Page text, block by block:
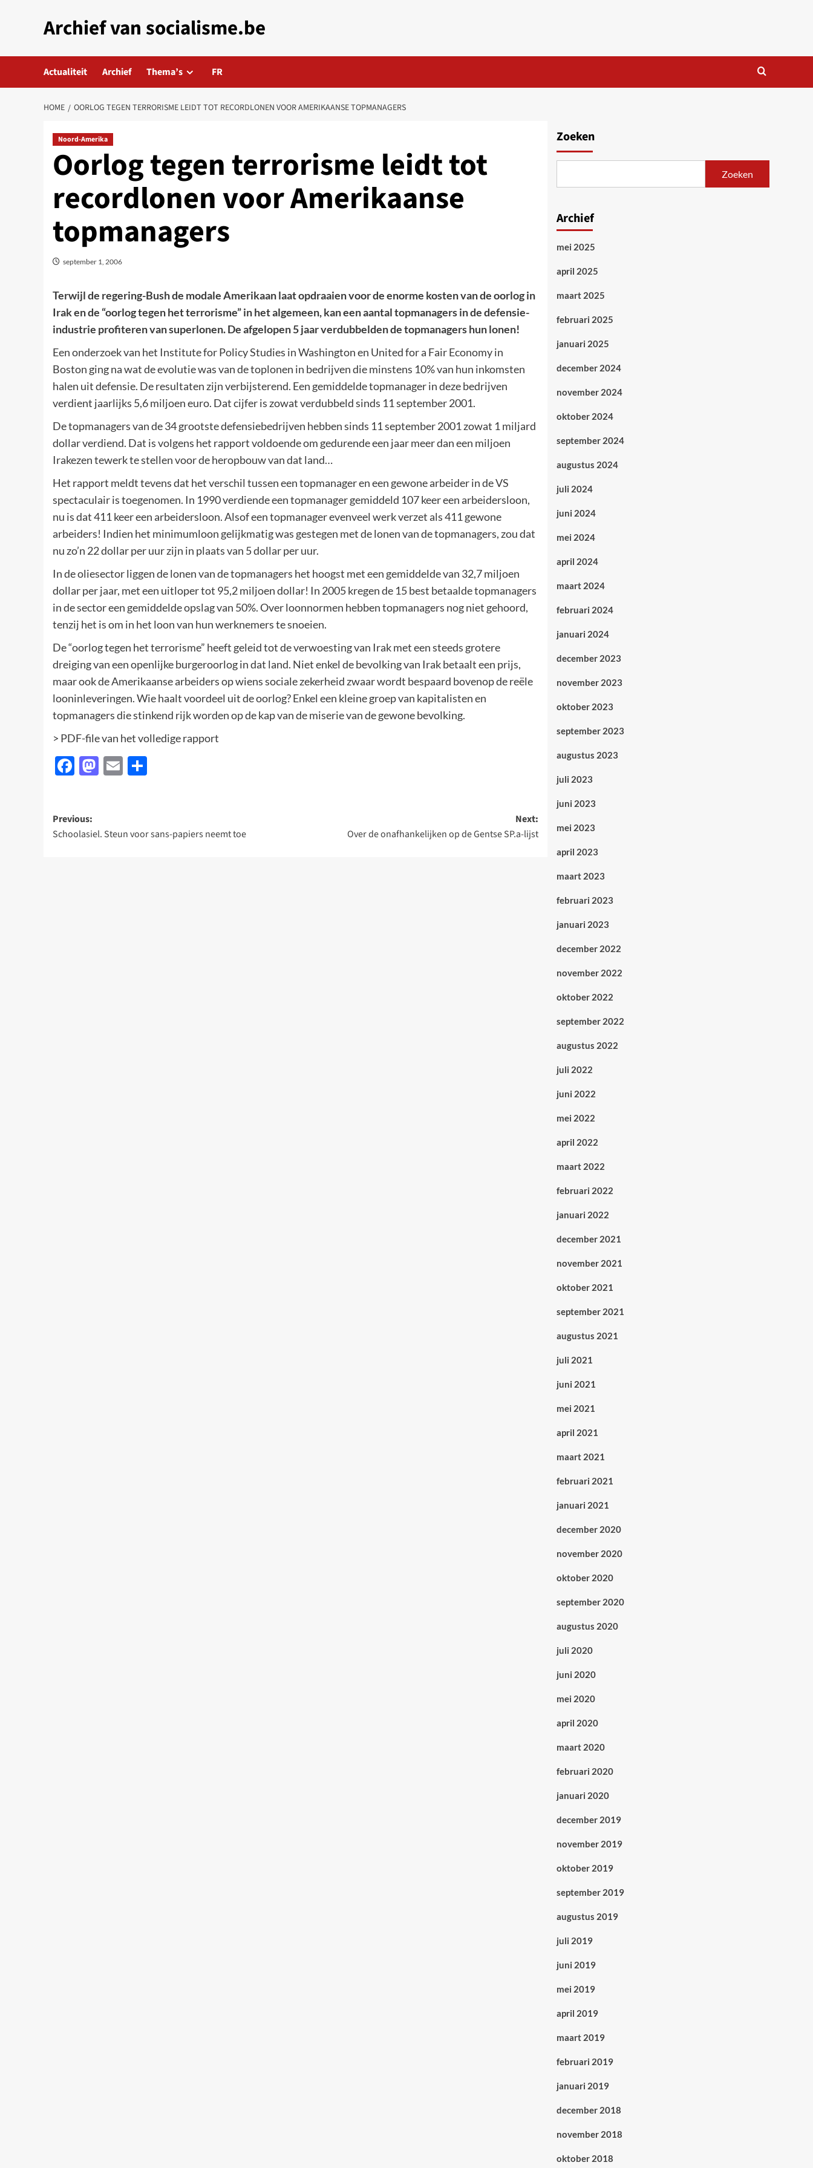
Archief van socialisme.be
Actualiteit Archief Thema’s FR
HOME OORLOG TEGEN TERRORISME LEIDT TOT RECORDLONEN VOOR AMERIKAANSE TOPMANAGERS
Noord-Amerika
Oorlog tegen terrorisme leidt tot
recordlonen voor Amerikaanse
topmanagers
september 1, 2006
Terwijl de regering-Bush de modale Amerikaan laat opdraaien voor de enorme kosten van de oorlog in
Irak en de “oorlog tegen het terrorisme” in het algemeen, kan een aantal topmanagers in de defensie-
industrie profiteren van superlonen. De afgelopen 5 jaar verdubbelden de topmanagers hun lonen!
Een onderzoek van het Institute for Policy Studies in Washington en United for a Fair Economy in
Boston ging na wat de evolutie was van de toplonen in bedrijven die minstens 10% van hun inkomsten
halen uit defensie. De resultaten zijn verbijsterend. Een gemiddelde topmanager in deze bedrijven
verdient jaarlijks 5,6 miljoen euro. Dat cijfer is zowat verdubbeld sinds 11 september 2001.
De topmanagers van de 34 grootste defensiebedrijven hebben sinds 11 september 2001 zowat 1 miljard
dollar verdiend. Dat is volgens het rapport voldoende om gedurende een jaar meer dan een miljoen
Irakezen tewerk te stellen voor de heropbouw van dat land…
Het rapport meldt tevens dat het verschil tussen een topmanager en een gewone arbeider in de VS
spectaculair is toegenomen. In 1990 verdiende een topmanager gemiddeld 107 keer een arbeidersloon,
nu is dat 411 keer een arbeidersloon. Alsof een topmanager evenveel werk verzet als 411 gewone
arbeiders! Indien het minimumloon gelijkmatig was gestegen met de lonen van de topmanagers, zou dat
nu zo’n 22 dollar per uur zijn in plaats van 5 dollar per uur.
In de oliesector liggen de lonen van de topmanagers het hoogst met een gemiddelde van 32,7 miljoen
dollar per jaar, met een uitloper tot 95,2 miljoen dollar! In 2005 kregen de 15 best betaalde topmanagers
in de sector een gemiddelde opslag van 50%. Over loonnormen hebben topmanagers nog niet gehoord,
tenzij het is om in het loon van hun werknemers te snoeien.
De “oorlog tegen het terrorisme” heeft geleid tot de verwoesting van Irak met een steeds grotere
dreiging van een openlijke burgeroorlog in dat land. Niet enkel de bevolking van Irak betaalt een prijs,
maar ook de Amerikaanse arbeiders op wiens sociale zekerheid zwaar wordt bespaard bovenop de reële
looninleveringen. Wie haalt voordeel uit de oorlog? Enkel een kleine groep van kapitalisten en
topmanagers die stinkend rijk worden op de kap van de miserie van de gewone bevolking.
> PDF-file van het volledige rapport
Facebook
Mastodon
Email
Post
navigation
Previous:
Schoolasiel. Steun voor sans-papiers neemt toe
Next:
Over de onafhankelijken op de Gentse SP.a-lijst
Zoeken
Zoeken
Archief
mei 2025
april 2025
maart 2025
februari 2025
januari 2025
december 2024
november 2024
oktober 2024
september 2024
augustus 2024
juli 2024
juni 2024
mei 2024
april 2024
maart 2024
februari 2024
januari 2024
december 2023
november 2023
oktober 2023
september 2023
augustus 2023
juli 2023
juni 2023
mei 2023
april 2023
maart 2023
februari 2023
januari 2023
december 2022
november 2022
oktober 2022
september 2022
augustus 2022
juli 2022
juni 2022
mei 2022
april 2022
maart 2022
februari 2022
januari 2022
december 2021
november 2021
oktober 2021
september 2021
augustus 2021
juli 2021
juni 2021
mei 2021
april 2021
maart 2021
februari 2021
januari 2021
december 2020
november 2020
oktober 2020
september 2020
augustus 2020
juli 2020
juni 2020
mei 2020
april 2020
maart 2020
februari 2020
januari 2020
december 2019
november 2019
oktober 2019
september 2019
augustus 2019
juli 2019
juni 2019
mei 2019
april 2019
maart 2019
februari 2019
januari 2019
december 2018
november 2018
oktober 2018